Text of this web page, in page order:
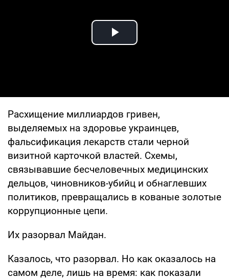
Play Video
Расхищение миллиардов гривен,
выделяемых на здоровье украинцев,
фальсификация лекарств стали черной
визитной карточкой властей. Схемы,
связывавшие бесчеловечных медицинских
дельцов, чиновников-убийц и обнаглевших
политиков, превращались в кованые золотые
коррупционные цепи.
Их разорвал Майдан.
Казалось, что разорвал. Но как оказалось на
самом деле, лишь на время: как показали